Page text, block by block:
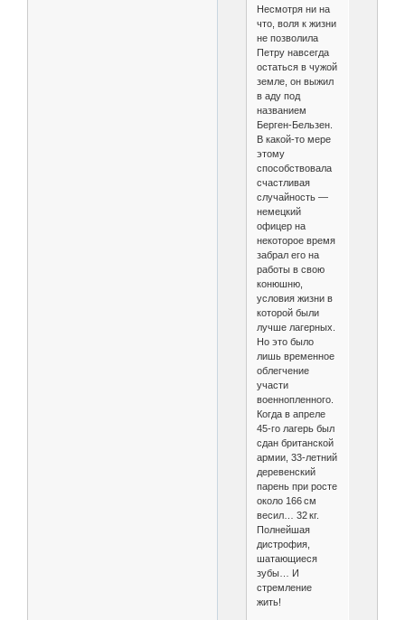
Несмотря ни на
что, воля к жизни
не позволила
Петру навсегда
остаться в чужой
земле, он выжил
в аду под
названием
Берген-Бельзен.
В какой‑то мере
этому
способствовала
счастливая
случайность —
немецкий
офицер на
некоторое время
забрал его на
работы в свою
конюшню,
условия жизни в
которой были
лучше лагерных.
Но это было
лишь временное
облегчение
участи
военнопленного.
Когда в апреле
45‑го лагерь был
сдан британской
армии, 33‑летний
деревенский
парень при росте
около 166 см
весил… 32 кг.
Полнейшая
дистрофия,
шатающиеся
зубы… И
стремление
жить!